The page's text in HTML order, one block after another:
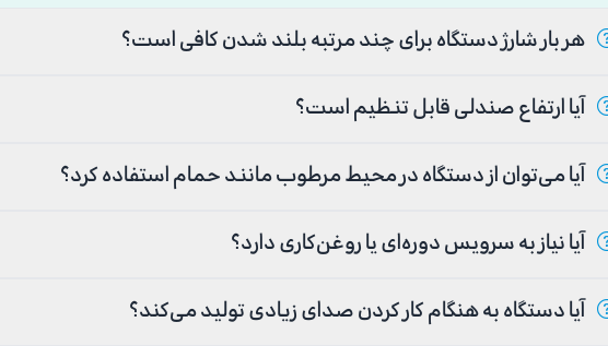
آیا ارتفاع صندلی قابل تنظیم است؟
آیا می‌توان از دستگاه در محیط مرطوب مانند حمام استفاده کرد؟
آیا نیاز به سرویس دوره‌ای یا روغن‌کاری دارد؟
آیا دستگاه به هنگام کار کردن صدای زیادی تولید می‌کند؟